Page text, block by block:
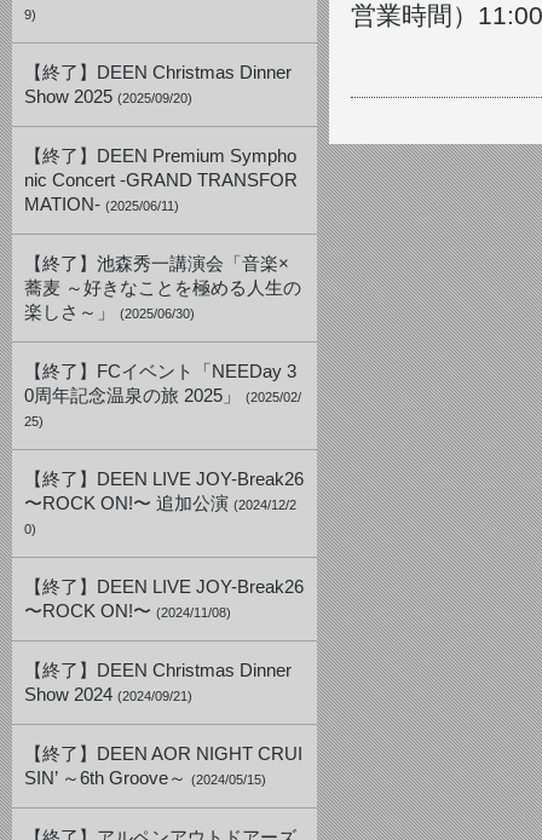
9)
【終了】DEEN Christmas Dinner
Show 2025 (2025/09/20)
【終了】DEEN Premium Sympho
nic Concert -GRAND TRANSFOR
MATION- (2025/06/11)
【終了】池森秀一講演会「音楽×
蕎麦 ～好きなことを極める人生の
楽しさ～」
(2025/06/30)
【終了】FCイベント「NEEDay 3
0周年記念温泉の旅 2025」
(2025/02/
25)
【終了】DEEN LIVE JOY-Break26
〜ROCK ON!〜 追加公演 (2024/12/2
0)
【終了】DEEN LIVE JOY-Break26
〜ROCK ON!〜 (2024/11/08)
【終了】DEEN Christmas Dinner
Show 2024 (2024/09/21)
【終了】DEEN AOR NIGHT CRUI
SIN’ ～6th Groove～ (2024/05/15)
営業時間）